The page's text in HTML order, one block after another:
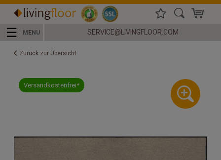
☰ MENU SERVICE@LIVINGFLOOR.COM
Zurück zur Übersicht
Versandkostenfrei*